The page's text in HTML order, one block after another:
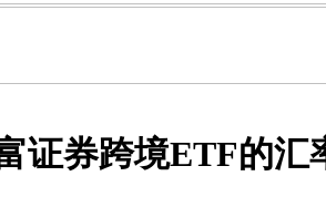
证券跨境ETF的汇